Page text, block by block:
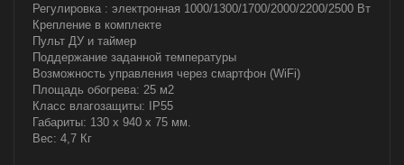
Регулировка : электронная 1000/1300/1700/2000/2200/2500 Вт
Крепление в комплекте
Пульт ДУ и таймер
Поддержание заданной температуры
Возможность управления через смартфон (WiFi)
Площадь обогрева: 25 м2
Класс влагозащиты: IP55
Габариты: 130 x 940 x 75 мм.
Вес: 4,7 Кг